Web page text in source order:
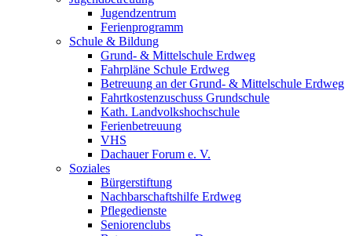
Jugendzentrum
Ferienprogramm
Schule & Bildung
Grund- & Mittelschule Erdweg
Fahrpläne Schule Erdweg
Betreuung an der Grund- & Mittelschule Erdweg
Fahrtkostenzuschuss Grundschule
Kath. Landvolkshochschule
Ferienbetreuung
VHS
Dachauer Forum e. V.
Soziales
Bürgerstiftung
Nachbarschaftshilfe Erdweg
Pflegedienste
Seniorenclubs